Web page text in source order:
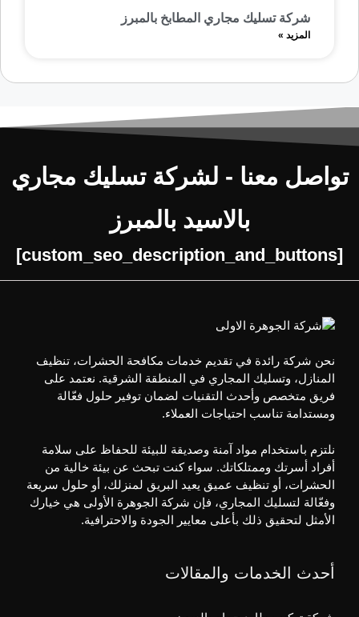
شركة تسليك مجاري المطابخ بالمبرز
المزيد »
تواصل معنا - لشركة تسليك مجاري
بالاسيد بالمبرز
[custom_seo_description_and_buttons]
نحن شركة رائدة في تقديم خدمات مكافحة الحشرات، تنظيف
المنازل، وتسليك المجاري في المنطقة الشرقية. نعتمد على
فريق متخصص وأحدث التقنيات لضمان توفير حلول فعّالة
ومستدامة تناسب احتياجات العملاء.
نلتزم باستخدام مواد آمنة وصديقة للبيئة للحفاظ على سلامة
أفراد أسرتك وممتلكاتك. سواء كنت تبحث عن بيئة خالية من
الحشرات، أو تنظيف عميق يعيد البريق لمنزلك، أو حلول سريعة
وفعّالة لتسليك المجاري، فإن شركة الجوهرة الأولى هي خيارك
الأمثل لتحقيق ذلك بأعلى معايير الجودة والاحترافية.
أحدث الخدمات والمقالات